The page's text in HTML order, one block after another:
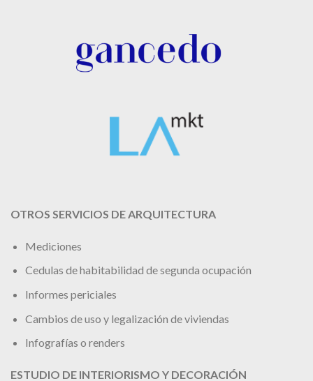
OTROS SERVICIOS DE ARQUITECTURA
Mediciones
Cedulas de habitabilidad de segunda ocupación
Informes periciales
Cambios de uso y legalización de viviendas
Infografías o renders
ESTUDIO DE INTERIORISMO Y DECORACIÓN